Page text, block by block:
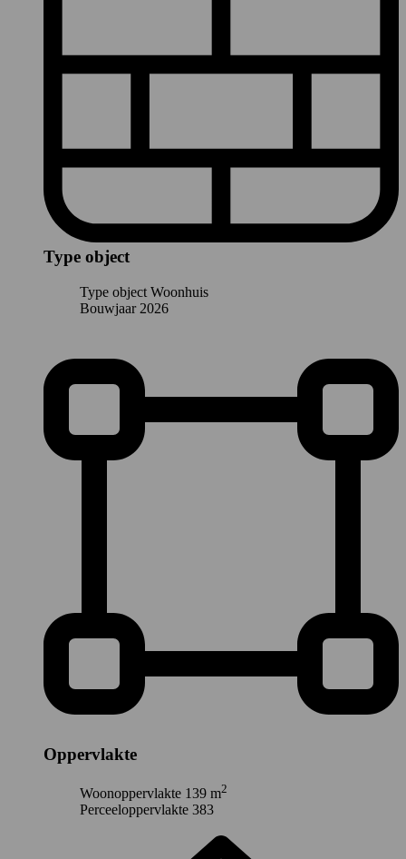
Type object
Type object Woonhuis
Bouwjaar 2026
Oppervlakte
Woonoppervlakte 139 m2
Perceeloppervlakte 383